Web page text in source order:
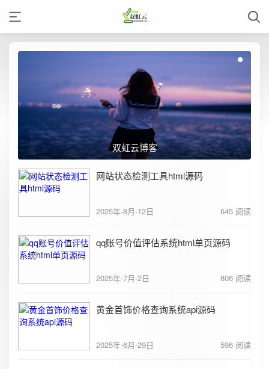
双虹云博客
网站状态检测工具html源码
2025年-8月-12日 645 阅读
qq账号价值评估系统html单页源码
2025年-7月-2日 806 阅读
黄金首饰价格查询系统api源码
2025年-6月-29日 596 阅读